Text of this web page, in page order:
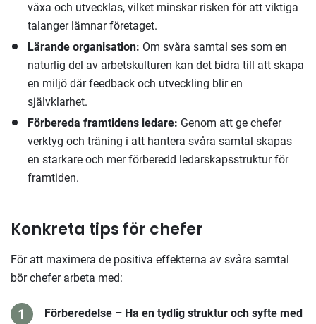
växa och utvecklas, vilket minskar risken för att viktiga
talanger lämnar företaget.
Lärande organisation: Om svåra samtal ses som en
naturlig del av arbetskulturen kan det bidra till att skapa
en miljö där feedback och utveckling blir en
självklarhet.
Förbereda framtidens ledare: Genom att ge chefer
verktyg och träning i att hantera svåra samtal skapas
en starkare och mer förberedd ledarskapsstruktur för
framtiden.
Konkreta tips för chefer
För att maximera de positiva effekterna av svåra samtal
bör chefer arbeta med:
Förberedelse – Ha en tydlig struktur och syfte med